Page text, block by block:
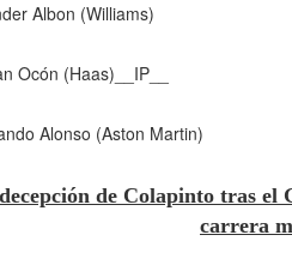
Albon (Williams)
Ocón (Haas)__IP__
Alonso (Aston Martin)
de Colapinto tras el
carrera